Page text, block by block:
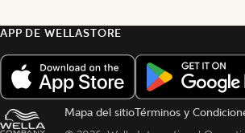
APP DE WELLASTORE
Mapa del sitioTérminos y